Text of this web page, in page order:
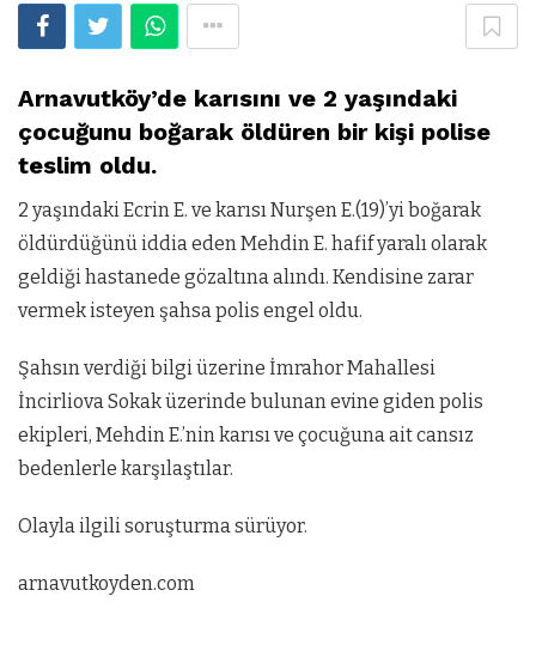
Arnavutköy’de karısını ve 2 yaşındaki
çocuğunu boğarak öldüren bir kişi polise
teslim oldu.
2 yaşındaki Ecrin E. ve karısı Nurşen E.(19)’yi boğarak
öldürdüğünü iddia eden Mehdin E. hafif yaralı olarak
geldiği hastanede gözaltına alındı. Kendisine zarar
vermek isteyen şahsa polis engel oldu.
Şahsın verdiği bilgi üzerine İmrahor Mahallesi
İncirliova Sokak üzerinde bulunan evine giden polis
ekipleri, Mehdin E.’nin karısı ve çocuğuna ait cansız
bedenlerle karşılaştılar.
Olayla ilgili soruşturma sürüyor.
arnavutkoyden.com